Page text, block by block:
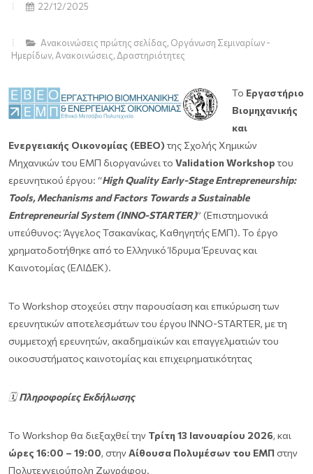
22/12/2025
Ανακοινώσεις πρώτης σελίδας, Οργάνωση Σεμιναρίων -
Ημερίδων, Ανακοινώσεις, Δραστηριότητες
To Εργαστήριο
Βιομηχανικής
και
Ενεργειακής Οικονομίας (ΕΒΕΟ)της Σχολής Χημικών
Μηχανικών του ΕΜΠ διοργανώνει το Validation Workshopτου
ερευνητικού έργου: “HighQualityEarly-StageEntrepreneurship:
Tools, MechanismsandFactorsTowardsaSustainable
EntrepreneurialSystem(INNO-STARTER)” (Επιστημονικά
υπεύθυνος: Άγγελος Τσακανίκας, Καθηγητής ΕΜΠ). Το έργο
χρηματοδοτήθηκε από το Ελληνικό Ίδρυμα Έρευνας και
Καινοτομίας (ΕΛΙΔΕΚ).
Το Workshop στοχεύει στην παρουσίαση και επικύρωση των
ερευνητικών αποτελεσμάτων του έργου INNO-STARTER, με τη
συμμετοχή ερευνητών, ακαδημαϊκών και επαγγελματιών του
οικοσυστήματος καινοτομίας και επιχειρηματικότητας
🗓Πληροφορίες Εκδήλωσης
To Workshop θα διεξαχθεί την Τρίτη 13 Ιανουαρίου 2026, και
ώρες 16:00 – 19:00, στηνΑίθουσα Πολυμέσων του ΕΜΠ στην
Πολυτεχνειούπολη Ζωγράφου.